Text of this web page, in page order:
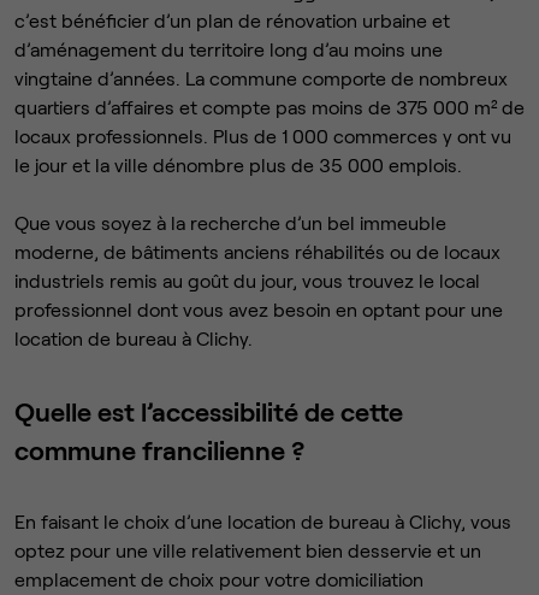
c’est bénéficier d’un plan de rénovation urbaine et
d’aménagement du territoire long d’au moins une
vingtaine d’années. La commune comporte de nombreux
quartiers d’affaires et compte pas moins de 375 000 m² de
locaux professionnels. Plus de 1 000 commerces y ont vu
le jour et la ville dénombre plus de 35 000 emplois.
Que vous soyez à la recherche d’un bel immeuble
moderne, de bâtiments anciens réhabilités ou de locaux
industriels remis au goût du jour, vous trouvez le local
professionnel dont vous avez besoin en optant pour une
location de bureau à Clichy.
Quelle est l’accessibilité de cette
commune francilienne ?
En faisant le choix d’une location de bureau à Clichy, vous
optez pour une ville relativement bien desservie et un
emplacement de choix pour votre domiciliation